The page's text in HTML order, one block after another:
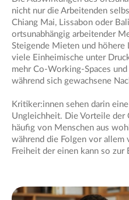
nicht nur die Arbeitenden
Chiang Mai, Lissabon oder
ortsunabhängig arbeitender
Steigende Mieten und höhere
viele Einheimische unter
mehr Co-Working-Spaces
während sich gewachsene
Kritiker:innen sehen darin
Ungleichheit. Die Vorteile der
häufig von Menschen aus
während die Folgen vor allem
Freiheit der einen kann so